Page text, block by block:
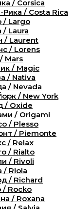
/ Corsica
Рика / Costa Rica
/ Largo
/ Laura
/ Laurent
/ Lorens
Mars
/ Magic
/ Nativa
/ Nevada
/ New York
/ Oxide
/ Origami
/ Plesso
/ Piemonte
/ Relax
/ Rialto
/ Rivoli
/ Riola
/ Richard
/ Rocko
/ Roxana